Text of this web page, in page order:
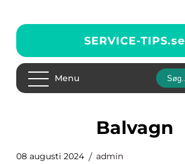
SERVICE-TIPS.se
Menu
balvagn
08 augusti 2024 admin